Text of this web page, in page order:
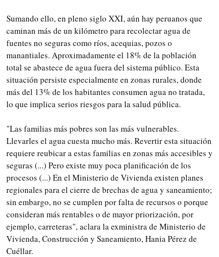
Sumando ello, en pleno siglo XXI, aún hay peruanos que
caminan más de un kilómetro para recolectar agua de
fuentes no seguras como ríos, acequias, pozos o
manantiales. Aproximadamente el 18% de la población
total se abastece de agua fuera del sistema público. Esta
situación persiste especialmente en zonas rurales, donde
más del 13% de los habitantes consumen agua no tratada,
lo que implica serios riesgos para la salud pública.
"Las familias más pobres son las más vulnerables.
Llevarles el agua cuesta mucho más. Revertir esta situación
requiere reubicar a estas familias en zonas más accesibles y
seguras (...) Pero existe muy poca planificación de los
procesos (...) En el Ministerio de Vivienda existen planes
regionales para el cierre de brechas de agua y saneamiento;
sin embargo, no se cumplen por falta de recursos o porque
consideran más rentables o de mayor priorización, por
ejemplo, carreteras", aclara la exministra de Ministerio de
Vivienda, Construcción y Saneamiento, Hania Pérez de
Cuéllar.